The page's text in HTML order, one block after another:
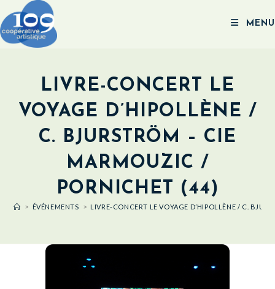
MENU
LIVRE-CONCERT LE
VOYAGE D’HIPOLLÈNE /
C. BJURSTRÖM – CIE
MARMOUZIC /
PORNICHET (44)
> ÉVÉNEMENTS > LIVRE-CONCERT LE VOYAGE D’HIPOLLÈNE / C.